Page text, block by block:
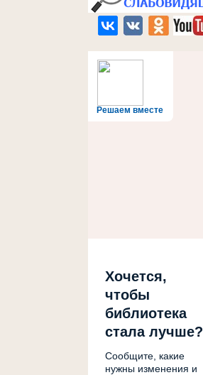
Решаем вместе
Хочется,
чтобы
библиотека
стала лучше?
Сообщите, какие
нужны изменения и